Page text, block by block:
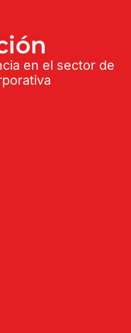
en el sector de